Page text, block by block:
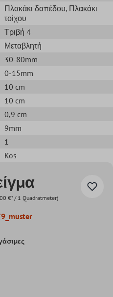
Πλακάκι δαπέδου, Πλακάκι
τοίχου
Τριβή 4
Μεταβλητή
30-80mm
0-15mm
10 cm
10 cm
0,9 cm
9mm
1
Kos
€* / 1 Quadratmeter)